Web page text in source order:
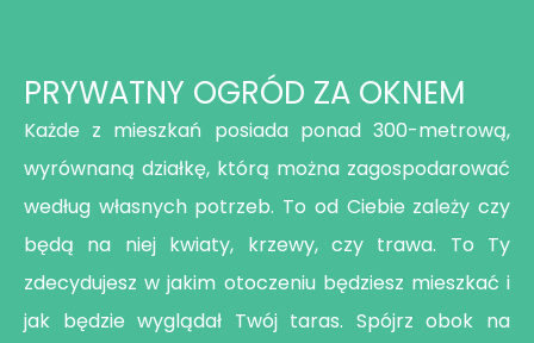
PRYWATNY OGRÓD ZA OKNEM
Każde z mieszkań posiada ponad 300-metrową,
wyrównaną działkę, którą można zagospodarować
według własnych potrzeb. To od Ciebie zależy czy
będą na niej kwiaty, krzewy, czy trawa. To Ty
zdecydujesz w jakim otoczeniu będziesz mieszkać i
jak będzie wyglądał Twój taras. Spójrz obok na